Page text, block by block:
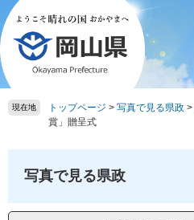
ペ
ー
ジ
の
先
頭
メ
ニ
ュ
ー
を
飛
現在地 トップページ > 写真で見る県政 >
賞」贈呈式
写真で見る県政